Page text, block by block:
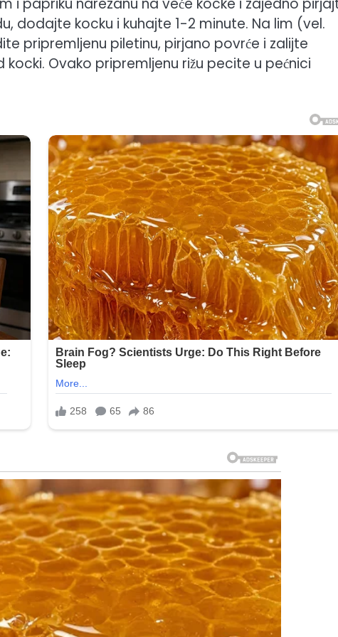
dodajte kocku i kuhajte 1-2 minute. Na lim (vel.
pripremljenu piletinu, pirjano povrće i zalijte
Ovako pripremljenu rižu pecite u pećnici